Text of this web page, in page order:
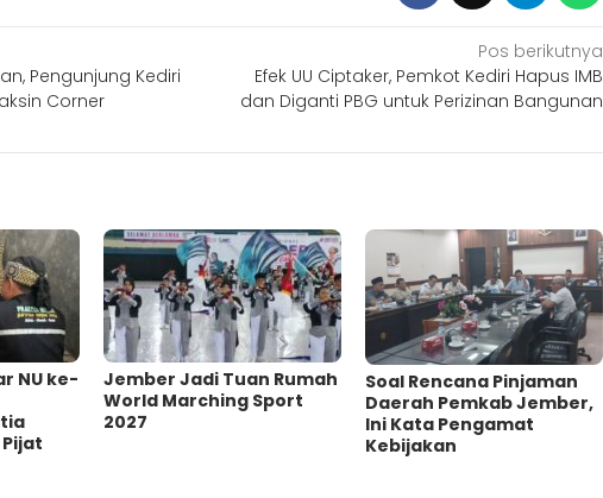
Pengunjung Kediri
Corner
Pos berikutnya
Efek UU Ciptaker, Pemkot Kediri Hapus IMB
dan Diganti PBG untuk Perizinan Bangunan
NU ke-
Jember Jadi Tuan Rumah
World Marching Sport
2027
‎Soal Rencana Pinjaman
Daerah Pemkab Jember,
Ini Kata Pengamat
Kebijakan ‎